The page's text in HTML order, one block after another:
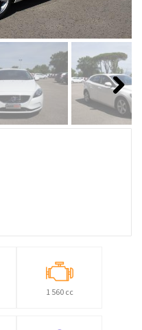
Next
1 560 cc